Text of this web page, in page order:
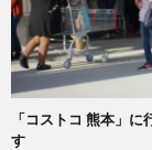
「コストコ 熊本」
す